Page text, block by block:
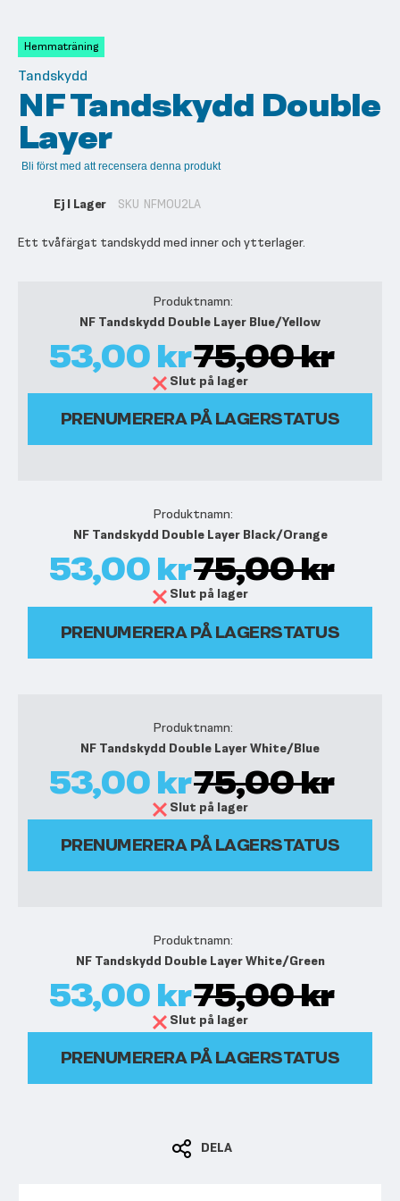
av
bildgalleriet
Hemmaträning
Tandskydd
NF Tandskydd Double
Layer
Bli först med att recensera denna produkt
Ej I Lager SKU NFMOU2LA
Ett tvåfärgat tandskydd med inner och ytterlager.
NF Tandskydd Double Layer Blue/Yellow
53,00 kr75,00 kr
Slut på lager
PRENUMERERA PÅ LAGERSTATUS
NF Tandskydd Double Layer Black/Orange
53,00 kr75,00 kr
Slut på lager
PRENUMERERA PÅ LAGERSTATUS
NF Tandskydd Double Layer White/Blue
53,00 kr75,00 kr
Slut på lager
PRENUMERERA PÅ LAGERSTATUS
NF Tandskydd Double Layer White/Green
53,00 kr75,00 kr
Slut på lager
PRENUMERERA PÅ LAGERSTATUS
DELA